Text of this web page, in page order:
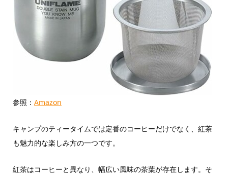
参照： Amazon
キャンプのティータイムでは定番のコーヒーだけでなく、紅茶
も魅力的な楽しみ方の一つです。
紅茶はコーヒーと異なり、幅広い風味の茶葉が存在します。そ